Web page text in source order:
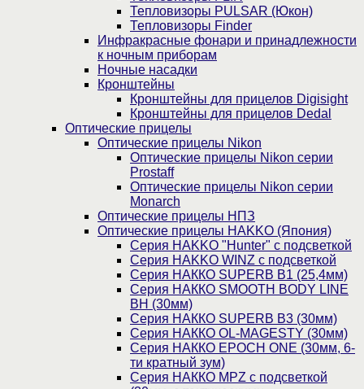
Тепловизоры PULSAR (Юкон)
Тепловизоры Finder
Инфракрасные фонари и принадлежности
к ночным приборам
Ночные насадки
Кронштейны
Кронштейны для прицелов Digisight
Кронштейны для прицелов Dedal
Оптические прицелы
Оптические прицелы Nikon
Оптические прицелы Nikon серии
Prostaff
Оптические прицелы Nikon серии
Monarch
Оптические прицелы НПЗ
Оптические прицелы HAKKO (Япония)
Cерия HAKKO "Hunter" с подсветкой
Серия НAKKO WINZ с подсветкой
Серия НАККО SUPERB B1 (25,4мм)
Серия НАККО SMOOTH BODY LINE
BH (30мм)
Серия НАККО SUPERB B3 (30мм)
Серия НАККО OL-MAGESTY (30мм)
Серия НАККО EPOCH ONE (30мм, 6-
ти кратный зум)
Серия НАККО MPZ с подсветкой